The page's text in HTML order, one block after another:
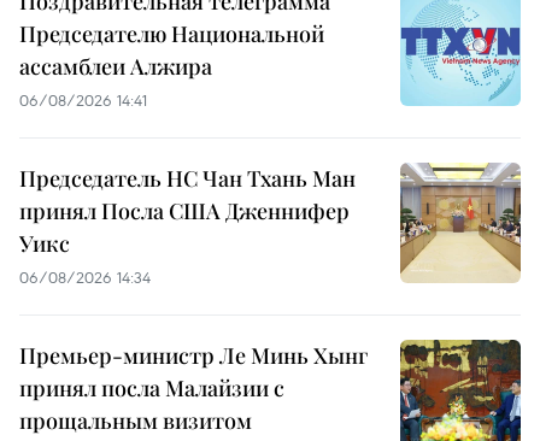
Председателю Национальной
ассамблеи Алжира
06/08/2026 14:41
Председатель НС Чан Тхань Ман
принял Посла США Дженнифер
Уикс
06/08/2026 14:34
Премьер-министр Ле Минь Хынг
принял посла Малайзии с
прощальным визитом